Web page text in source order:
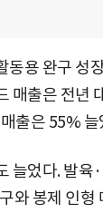
동용 완구 성
매출은 전년
출은 55% 늘
늘었다. 발육
와 봉제 인